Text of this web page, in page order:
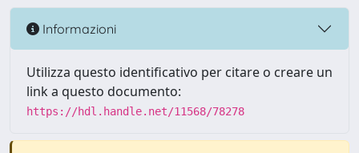
Informazioni
Utilizza questo identificativo per citare o creare un
link a questo documento:
https://hdl.handle.net/11568/78278